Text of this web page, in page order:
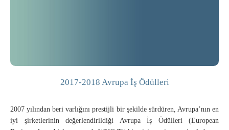
2017-2018 Avrupa İş Ödülleri
2007 yılından beri varlığını prestijli bir şekilde sürdüren, Avrupa’nın en
iyi şirketlerinin değerlendirildiği Avrupa İş Ödülleri (European